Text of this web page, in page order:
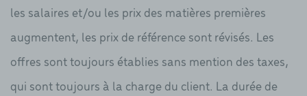
les salaires et/ou les prix des matières premières
augmentent, les prix de référence sont révisés. Les
offres sont toujours établies sans mention des taxes,
qui sont toujours à la charge du client. La durée de